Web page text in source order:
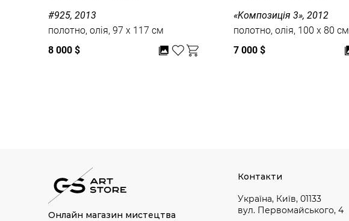
#925, 2013
полотно, олія, 97 x 117 см
8 000 $
«Kомпозиція 3», 2012
полотно, олія, 100 x 80 см
7 000 $
Онлайн магазин мистецтва
Контакти
Україна, Київ, 01133
вул. Первомайського, 4